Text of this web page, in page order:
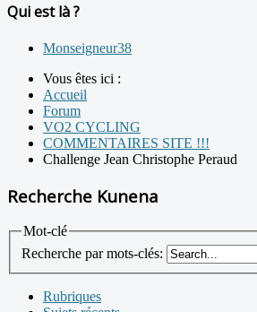
Qui est là ?
Monseigneur38
Vous êtes ici :
Accueil
Forum
VO2 CYCLING
COMMENTAIRES SITE !!!
Challenge Jean Christophe Peraud
Recherche Kunena
Mot-clé
Recherche par mots-clés:
Rubriques